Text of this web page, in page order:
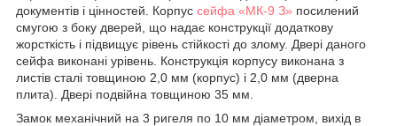
документів і цінностей. Корпус сейфа «МК-9 З» посилений
смугою з боку дверей, що надає конструкції додаткову
жорсткість і підвищує рівень стійкості до злому. Двері даного
сейфа виконані урівень. Конструкція корпусу виконана з
листів сталі товщиною 2,0 мм (корпус) і 2,0 мм (дверна
плита). Двері подвійна товщиною 35 мм.
Замок механічний на 3 ригеля по 10 мм діаметром, вихід в